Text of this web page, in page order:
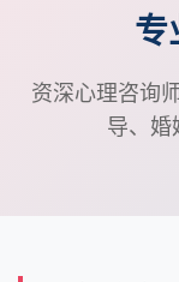
专
资深心理咨询
导、婚